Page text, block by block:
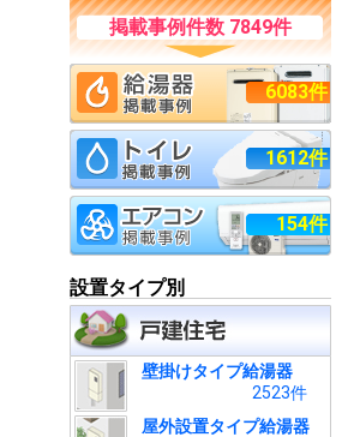
掲載事例件数 7849件
6083件
1612件
154件
設置タイプ別
壁掛けタイプ給湯器
2523件
屋外設置タイプ給湯器